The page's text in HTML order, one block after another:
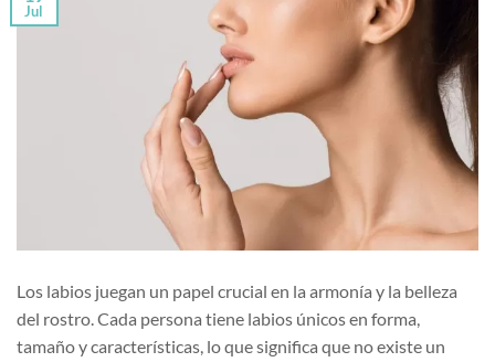
Jul
Los labios juegan un papel crucial en la armonía y la belleza
del rostro. Cada persona tiene labios únicos en forma,
tamaño y características, lo que significa que no existe un